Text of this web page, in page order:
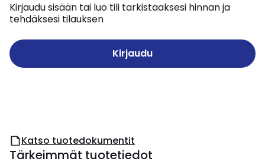
Kirjaudu sisään tai luo tili tarkistaaksesi hinnan ja
tehdäksesi tilauksen
Kirjaudu
Katso tuotedokumentit
Tärkeimmät tuotetiedot